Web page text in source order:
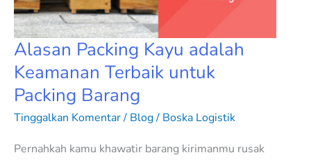
Alasan Packing Kayu adalah
Keamanan Terbaik untuk
Packing Barang
Tinggalkan Komentar/ Blog/ Boska Logistik
Pernahkah kamu khawatir barang kirimanmu rusak
untuk
Packing
Barang